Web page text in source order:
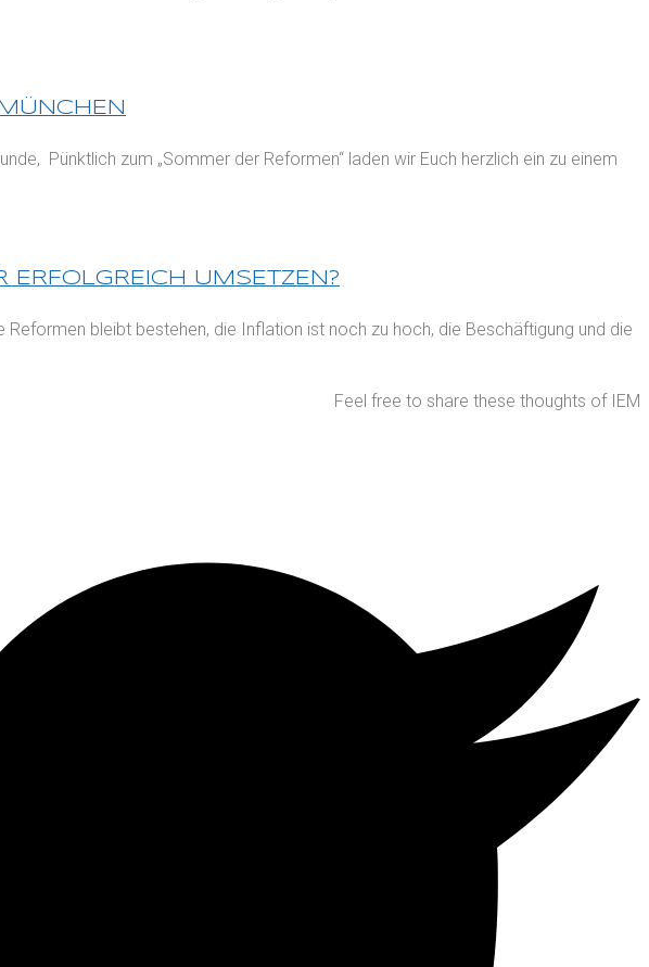
Pünktlich zum „Sommer der Reformen“ laden wir Euch herzlich ein zu einem
ERFOLGREICH UMSETZEN?
bleibt bestehen, die Inflation ist noch zu hoch, die Beschäftigung und die
Feel free to share these thoughts of IEM